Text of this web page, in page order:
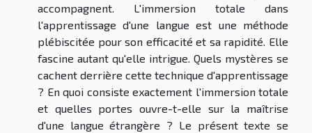
accompagnent. L'immersion totale dans
l'apprentissage d'une langue est une méthode
plébiscitée pour son efficacité et sa rapidité. Elle
fascine autant qu'elle intrigue. Quels mystères se
cachent derrière cette technique d'apprentissage
? En quoi consiste exactement l'immersion totale
et quelles portes ouvre-t-elle sur la maîtrise
d'une langue étrangère ? Le présent texte se